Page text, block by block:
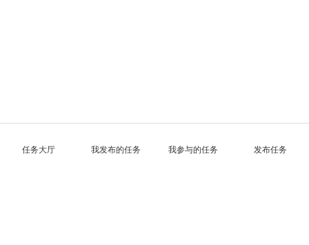
任务大厅 我发布的任务 我参与的任务 发布任务